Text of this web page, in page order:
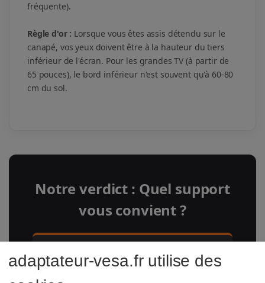
fréquente).
Règle d'or : Lorsque vous êtes assis détendu sur le
canapé, vos yeux doivent être à la hauteur du tiers
inférieur de l'écran. Pour les grandes TV (à partir de
65 pouces), le bord inférieur n'est souvent qu'à 60-80
cm du sol.
Notre verdict : Quel support
vous convient ?
Le Polyvalent (Prix/Performance)
adaptateur-vesa.fr utilise des